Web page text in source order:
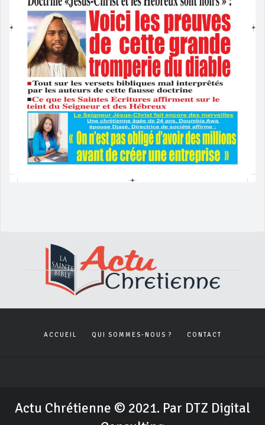
ACCUEIL QUI SOMMES-NOUS ? CONTACT
Actu Chrétienne © 2021. Par DTZ Digital